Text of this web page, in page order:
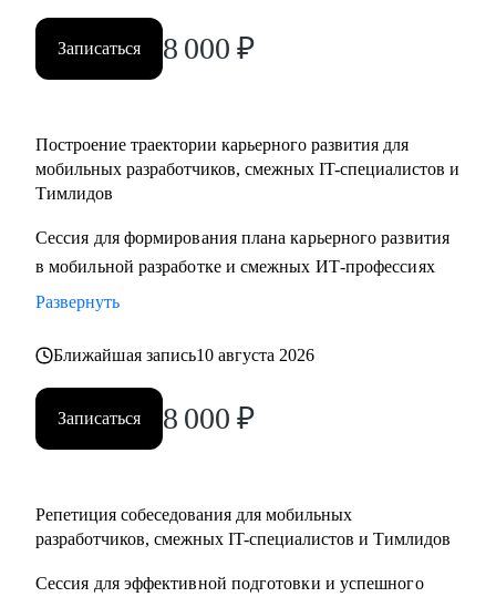
менеджерам
• Тестировщикам, аналитикам, Data-инженерам, backend- и
frontend-разработчикам
Записаться 8 000 ₽
Построение траектории карьерного развития для
мобильных разработчиков, смежных IT-специалистов и
Тимлидов
Сессия для формирования плана карьерного развития
в мобильной разработке и смежных ИТ-профессиях
Развернуть
Ближайшая запись10 августа 2026
Записаться 8 000 ₽
Репетиция собеседования для мобильных
разработчиков, смежных IT-специалистов и Тимлидов
Сессия для эффективной подготовки и успешного